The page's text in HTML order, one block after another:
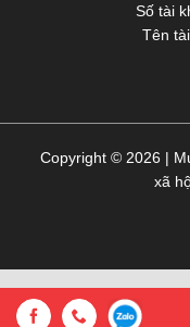
FacebookPhone Zalo
Số tài
Tên
Copyright © 2026 |
xã